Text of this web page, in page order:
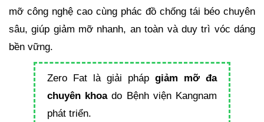
mỡ công nghệ cao cùng phác đồ chống tái béo chuyên
sâu, giúp giảm mỡ nhanh, an toàn và duy trì vóc dáng
bền vững.
Zero Fat là giải phápgiảm mỡ đa
chuyên khoado Bệnh viện Kangnam
phát triển.